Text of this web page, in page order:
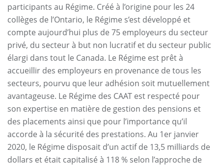
participants au Régime. Créé à l’origine pour les 24
collèges de l’Ontario, le Régime s’est développé et
compte aujourd’hui plus de 75 employeurs du secteur
privé, du secteur à but non lucratif et du secteur public
élargi dans tout le Canada. Le Régime est prêt à
accueillir des employeurs en provenance de tous les
secteurs, pourvu que leur adhésion soit mutuellement
avantageuse. Le Régime des CAAT est respecté pour
son expertise en matière de gestion des pensions et
des placements ainsi que pour l’importance qu’il
accorde à la sécurité des prestations. Au 1er janvier
2020, le Régime disposait d’un actif de 13,5 milliards de
dollars et était capitalisé à 118 % selon l’approche de